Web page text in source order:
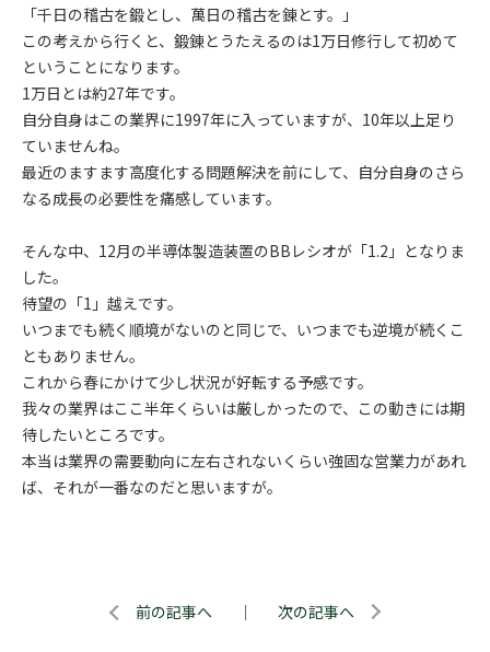
「千日の稽古を鍛とし、萬日の稽古を錬とす。」
この考えから行くと、鍛錬とうたえるのは1万日修行して初めて
ということになります。
1万日とは約27年です。
自分自身はこの業界に1997年に入っていますが、10年以上足り
ていませんね。
最近のますます高度化する問題解決を前にして、自分自身のさら
なる成長の必要性を痛感しています。
そんな中、12月の半導体製造装置のBBレシオが「1.2」となりま
した。
待望の「1」越えです。
いつまでも続く順境がないのと同じで、いつまでも逆境が続くこ
ともありません。
これから春にかけて少し状況が好転する予感です。
我々の業界はここ半年くらいは厳しかったので、この動きには期
待したいところです。
本当は業界の需要動向に左右されないくらい強固な営業力があれ
ば、それが一番なのだと思いますが。
前の記事へ ｜ 次の記事へ